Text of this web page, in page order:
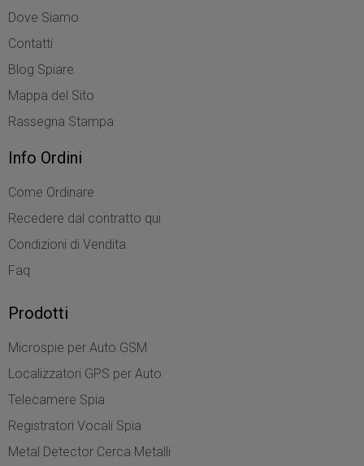
Dove Siamo
Contatti
Blog Spiare
Mappa del Sito
Rassegna Stampa
Info Ordini
Come Ordinare
Recedere dal contratto qui
Condizioni di Vendita
Faq
Prodotti
Microspie per Auto GSM
Localizzatori GPS per Auto
Telecamere Spia
Registratori Vocali Spia
Metal Detector Cerca Metalli